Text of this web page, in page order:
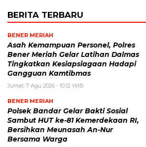
BERITA TERBARU
BENER MERIAH
Asah Kemampuan Personel, Polres
Bener Meriah Gelar Latihan Dalmas
Tingkatkan Kesiapsiagaan Hadapi
Gangguan Kamtibmas
Jumat, 7 Agu 2026 - 10:12 WIB
BENER MERIAH
Polsek Bandar Gelar Bakti Sosial
Sambut HUT ke-81 Kemerdekaan RI,
Bersihkan Meunasah An-Nur
Bersama Warga